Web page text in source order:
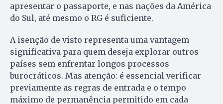
apresentar o passaporte, e nas nações da América
do Sul, até mesmo o RG é suficiente.
A isenção de visto representa uma vantagem
significativa para quem deseja explorar outros
países sem enfrentar longos processos
burocráticos. Mas atenção: é essencial verificar
previamente as regras de entrada e o tempo
máximo de permanência permitido em cada